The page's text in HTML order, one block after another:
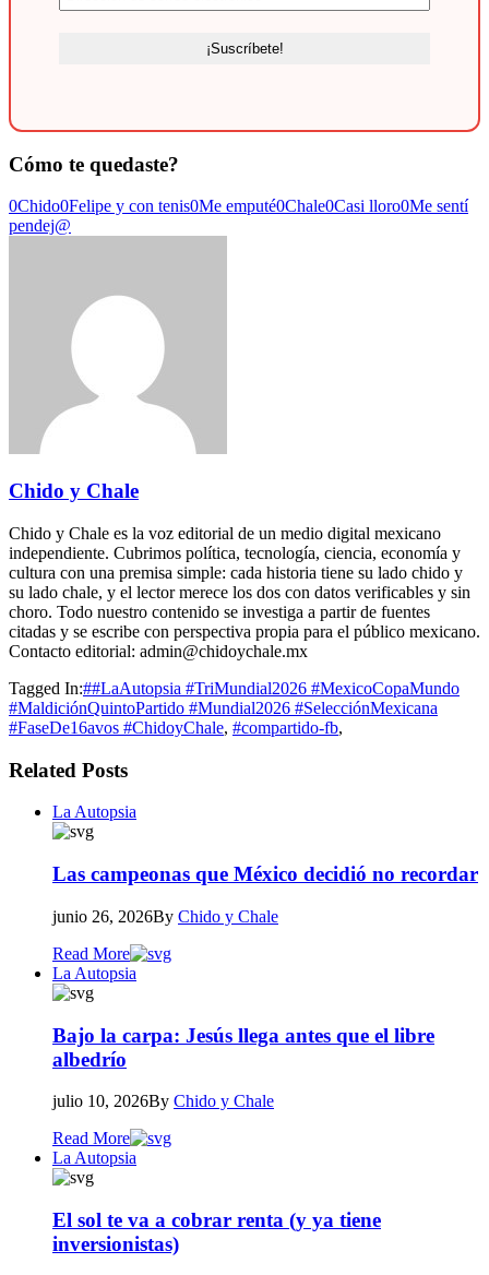
Cómo te quedaste?
0Chido0Felipe y con tenis0Me emputé0Chale0Casi lloro0Me sentí
pendej@
Chido y Chale
Chido y Chale es la voz editorial de un medio digital mexicano
independiente. Cubrimos política, tecnología, ciencia, economía y
cultura con una premisa simple: cada historia tiene su lado chido y
su lado chale, y el lector merece los dos con datos verificables y sin
choro. Todo nuestro contenido se investiga a partir de fuentes
citadas y se escribe con perspectiva propia para el público mexicano.
Contacto editorial: admin@chidoychale.mx
Tagged In:##LaAutopsia #TriMundial2026 #MexicoCopaMundo
#MaldiciónQuintoPartido #Mundial2026 #SelecciónMexicana
#FaseDe16avos #ChidoyChale, #compartido-fb,
Related Posts
La Autopsia
Las campeonas que México decidió no recordar
junio 26, 2026By Chido y Chale
Read More
La Autopsia
Bajo la carpa: Jesús llega antes que el libre
albedrío
julio 10, 2026By Chido y Chale
Read More
La Autopsia
El sol te va a cobrar renta (y ya tiene
inversionistas)